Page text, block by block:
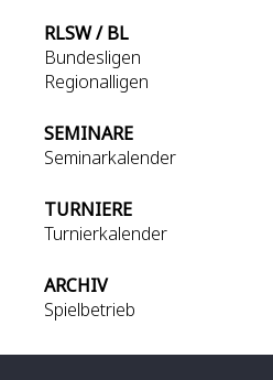
RLSW / BL
Bundesligen
Regionalligen
SEMINARE
Seminarkalender
TURNIERE
Turnierkalender
ARCHIV
Spielbetrieb